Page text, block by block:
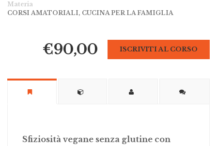
Materia
CORSI AMATORIALI, CUCINA PER LA FAMIGLIA
€90,00 ISCRIVITI AL CORSO
Sfiziosità vegane senza glutine con